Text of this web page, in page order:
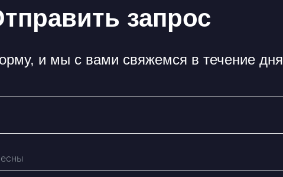
запрос
и мы с вами свяжемся в течение дня